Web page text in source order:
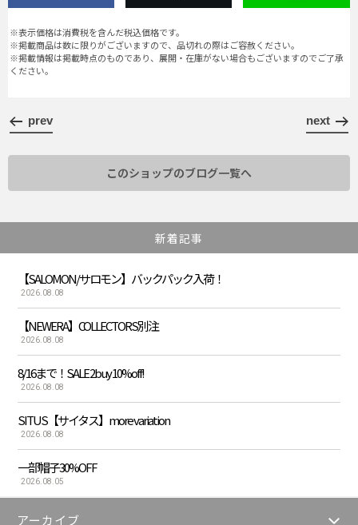
※表示価格は消費税を含んだ税込価格です。
※掲載商品は数に限りがございますので、品切れの際はご容赦ください。
※掲載情報は掲載時点のものであり、展開・在庫がない場合もございますのでご了承
ください。
prev next
このショップのブログ一覧へ
新着記事
【SALOMON/サロモン】バックパック入荷！
2026.08.08
【NEWERA】COLLECTORS別注
2026.08.08
8/16まで！SALE 2buy 10%off!
2026.08.08
SITUS【サイタス】more variation
2026.08.08
一部帽子30%OFF
2026.08.05
アーカイブ